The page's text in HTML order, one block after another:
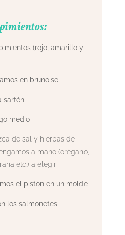
(rojo, amarillo y
en brunoise
sartén
medio
de sal y hierbas de
a mano (orégano,
etc.) a elegir
el pistón en un molde
los salmonetes